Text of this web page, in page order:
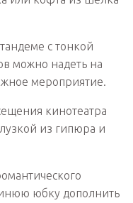
с тонкой
можно надеть на
мероприятие.
кинотеатра
из гипюра и
юбку дополнить